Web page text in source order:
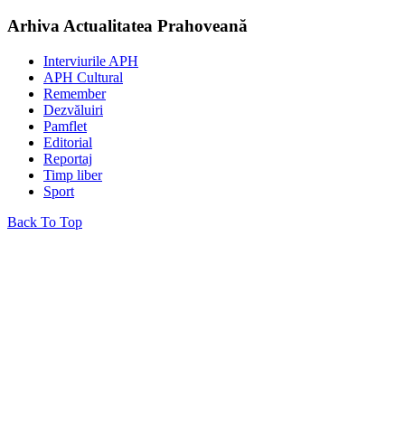
Arhiva Actualitatea Prahoveană
Interviurile APH
APH Cultural
Remember
Dezvăluiri
Pamflet
Editorial
Reportaj
Timp liber
Sport
Back To Top